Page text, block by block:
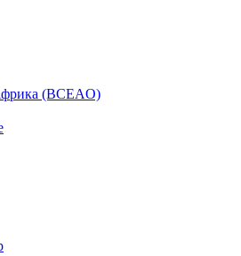
(BCEAO)